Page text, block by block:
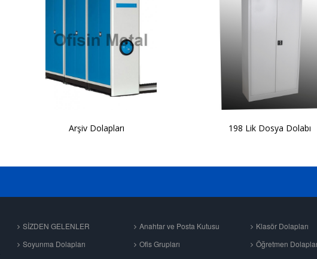
Arşiv Dolapları 198 Lik Dosya Dolabı
SİZDEN GELENLER
Soyunma Dolapları
Anahtar ve Posta Kutusu
Ofis Grupları
Klasör Dolapları
Öğretmen